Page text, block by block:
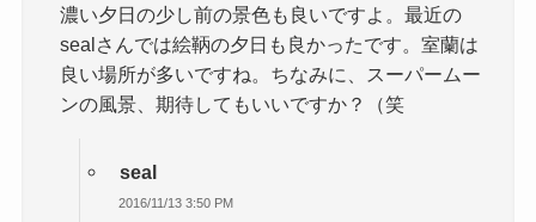
濃い夕日の少し前の景色も良いですよ。最近の
sealさんでは絵鞆の夕日も良かったです。室蘭は
良い場所が多いですね。ちなみに、スーパームー
ンの風景、期待してもいいですか？（笑
seal
2016/11/13 3:50 PM